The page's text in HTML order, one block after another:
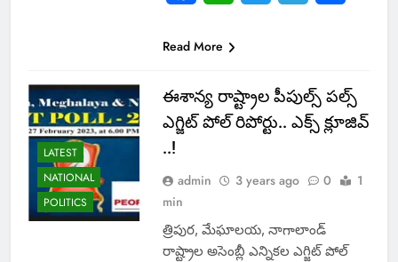
Read More
LATEST
NATIONAL
POLITICS
ఈశాన్య రాష్ట్రాల పీపుల్స్ పల్స్
ఎగ్జిట్ పోల్ రిపోర్టు.. ఎక్స్ క్లూజివ్
..!
admin 3 years ago 0
1
min
త్రిపుర, మేఘాలయ, నాగాలాండ్
రాష్ట్రాల అసెంబ్లీ ఎన్నికల ఎగ్జిట్ పోల్